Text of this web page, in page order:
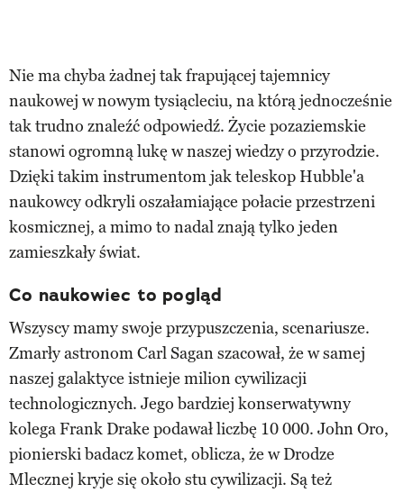
Nie ma chyba żadnej tak frapującej tajemnicy
naukowej w nowym tysiącleciu, na którą jednocześnie
tak trudno znaleźć odpowiedź. Życie pozaziemskie
stanowi ogromną lukę w naszej wiedzy o przyrodzie.
Dzięki takim instrumentom jak teleskop Hubble'a
naukowcy odkryli oszałamiające połacie przestrzeni
kosmicznej, a mimo to nadal znają tylko jeden
zamieszkały świat.
Co naukowiec to pogląd
Wszyscy mamy swoje przypuszczenia, scenariusze.
Zmarły astronom Carl Sagan szacował, że w samej
naszej galaktyce istnieje milion cywilizacji
technologicznych. Jego bardziej konserwatywny
kolega Frank Drake podawał liczbę 10 000. John Oro,
pionierski badacz komet, oblicza, że ​w ​Drodze
Mlecznej kryje się około stu cywilizacji. Są też